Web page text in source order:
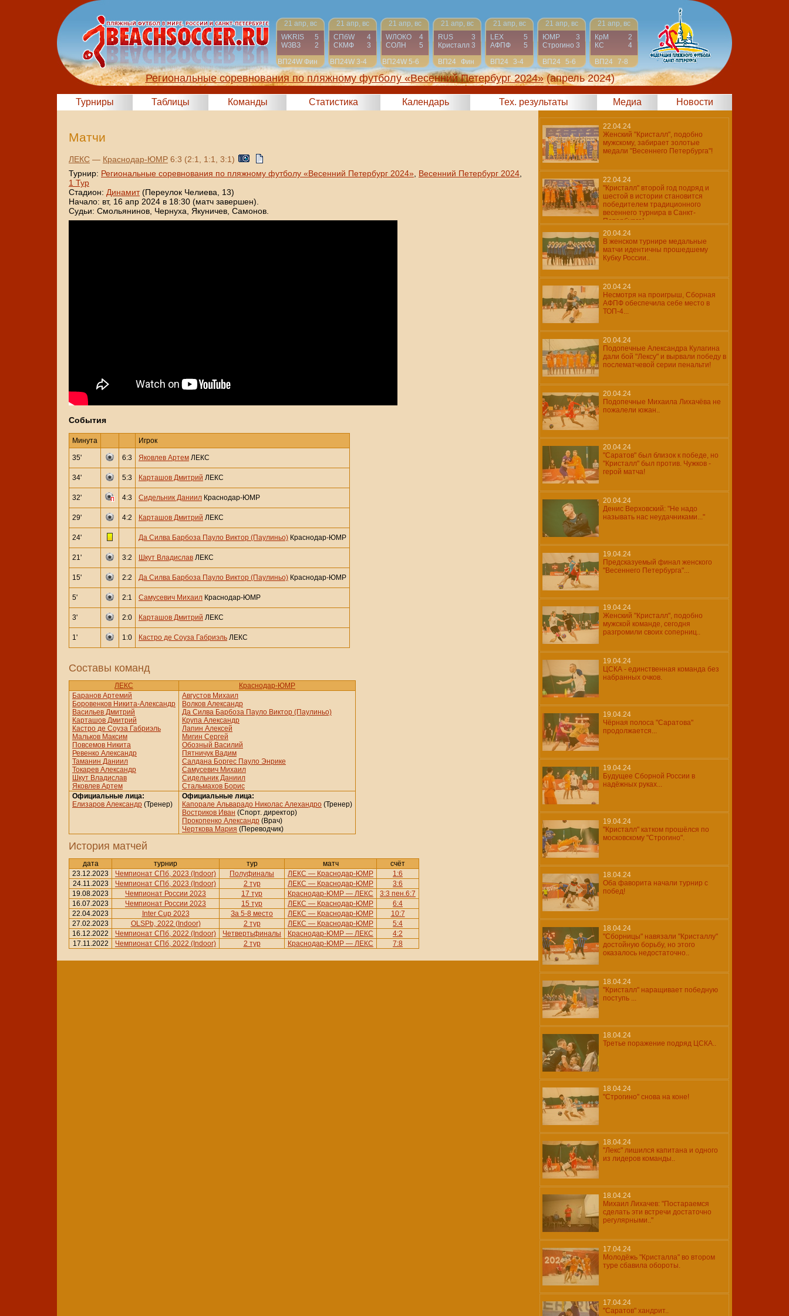
21 апр, вс
WKRIS
5
WЗВЗ
2
ВП24W Фин
21 апр, вс
СПбW
4
СКМФ
3
ВП24W 3-4
21 апр, вс
WЛОКО
4
СОЛН
5
ВП24W 5-6
21 апр, вс
RUS
3
Кристалл 3
ВП24
Фин
21 апр, вс
LEX
5
АФПФ
5
ВП24
3-4
21 апр, вс
ЮМР
3
Строгино 3
ВП24
5-6
21 апр, вс
КрМ
2
КС
4
ВП24
7-8
Региональные соревнования по пляжному футболу «Весенний Петербург 2024» (апрель 2024)
Турниры Таблицы Команды Статистика Календарь Тех. результаты Медиа Новости
Матчи
ЛЕКС — Краснодар-ЮМР 6:3 (2:1, 1:1, 3:1)
Турнир: Региональные соревнования по пляжному футболу «Весенний Петербург 2024» Весенний Петербург 2024
1 Тур
Стадион: Динамит(Переулок Челиева, 13)
Начало: вт, 16 апр 2024 в 18:30 (матч завершен).
Судьи: Смольянинов, Чернуха, Якуничев, Самонов.
События
Минута Игрок
35' 6:3 Яковлев Артем ЛЕКС
34' 5:3 Карташов Дмитрий ЛЕКС
32' 4:3 Сидельник Даниил Краснодар-ЮМР
29' 4:2 Карташов Дмитрий ЛЕКС
24' Да Силва Барбоза Пауло Виктор (Паулиньо) Краснодар-ЮМР
21' 3:2 Шкут Владислав ЛЕКС
15' 2:2 Да Силва Барбоза Пауло Виктор (Паулиньо) Краснодар-ЮМР
5' 2:1 Самусевич Михаил Краснодар-ЮМР
3' 2:0 Карташов Дмитрий ЛЕКС
1' 1:0 Кастро де Соуза Габриэль ЛЕКС
Составы команд
ЛЕКС
Краснодар-ЮМР
Баранов Артемий
Боровенков Никита-Александр
Васильев Дмитрий
Карташов Дмитрий
Кастро де Соуза Габриэль
Мальков Максим
Повсемов Никита
Ревенко Александр
Таманин Даниил
Токарев Александр
Шкут Владислав
Яковлев Артем
Августов Михаил
Волков Александр
Да Силва Барбоза Пауло Виктор (Паулиньо)
Крупа Александр
Лапин Алексей
Мигин Сергей
Обозный Василий
Пятничук Вадим
Салдана Боргес Пауло Энрике
Самусевич Михаил
Сидельник Даниил
Стальмахов Борис
Официальные лица:
Елизаров Александр (Тренер)
Официальные лица:
Капорале Альварадо Николас Алехандро (Тренер)
Востриков Иван (Спорт. директор)
Прокопенко Александр (Врач)
Черткова Мария (Переводчик)
История матчей
дата турнир тур матч
счёт
23.12.2023
Чемпионат СПб, 2023 (Indoor) Полуфиналы ЛЕКС — Краснодар-ЮМР
1:6
24.11.2023
Чемпионат СПб, 2023 (Indoor) 2 тур ЛЕКС — Краснодар-ЮМР
3:6
19.08.2023
Чемпионат России 2023 17 тур Краснодар-ЮМР — ЛЕКС
3:3 пен.6:7
16.07.2023
Чемпионат России 2023 15 тур ЛЕКС — Краснодар-ЮМР
6:4
22.04.2023
Inter Cup 2023 За 5-8 место ЛЕКС — Краснодар-ЮМР
10:7
27.02.2023
OLSPb, 2022 (Indoor) 2 тур ЛЕКС — Краснодар-ЮМР
5:4
16.12.2022
Чемпионат СПб, 2022 (Indoor) Четвертьфиналы Краснодар-ЮМР — ЛЕКС
4:2
17.11.2022
Чемпионат СПб, 2022 (Indoor) 2 тур Краснодар-ЮМР — ЛЕКС 7:8
22.04.24
Женский "Кристалл", подобно
мужскому, забирает золотые
медали "Весеннего Петербурга"!
22.04.24
"Кристалл" второй год подряд и
шестой в истории становится
победителем традиционного
весеннего турнира в Санкт-
Петербурге!
20.04.24
В женском турнире медальные
матчи идентичны прошедшему
Кубку России..
20.04.24
Несмотря на проигрыш, Сборная
АФПФ обеспечила себе место в
ТОП-4...
20.04.24
Подопечные Александра Кулагина
дали бой "Лексу" и вырвали победу в
послематчевой серии пенальти!
20.04.24
Подопечные Михаила Лихачёва не
пожалели южан..
20.04.24
"Саратов" был близок к победе, но
"Кристалл" был против. Чужков -
герой матча!
20.04.24
Денис Верховский: "Не надо
называть нас неудачниками..."
19.04.24
Предсказуемый финал женского
"Весеннего Петербурга"...
19.04.24
Женский "Кристалл", подобно
мужской команде, сегодня
разгромили своих соперниц..
19.04.24
ЦСКА - единственная команда без
набранных очков.
19.04.24
Чёрная полоса "Саратова"
продолжается...
19.04.24
Будущее Сборной России в
надёжных руках...
19.04.24
"Кристалл" катком прошёлся по
московскому "Строгино".
18.04.24
Оба фаворита начали турнир с
побед!
18.04.24
"Сборницы" навязали "Кристаллу"
достойную борьбу, но этого
оказалось недостаточно..
18.04.24
"Кристалл" наращивает победную
поступь ...
18.04.24
Третье поражение подряд ЦСКА..
18.04.24
"Строгино" снова на коне!
18.04.24
"Лекс" лишился капитана и одного
из лидеров команды..
18.04.24
Михаил Лихачев: "Постараемся
сделать эти встречи достаточно
регулярными.."
17.04.24
Молодёжь "Кристалла" во втором
туре сбавила обороты.
17.04.24
"Саратов" хандрит..